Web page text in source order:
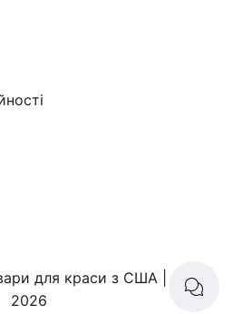
для краси з США | 2008-
2026